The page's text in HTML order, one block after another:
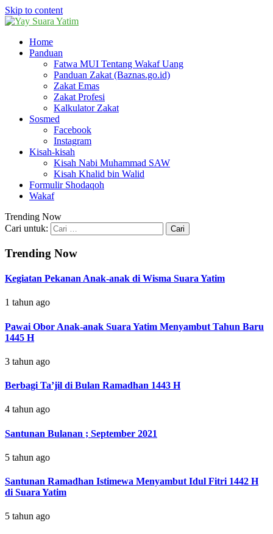
Skip to content
Home
Panduan
Fatwa MUI Tentang Wakaf Uang
Panduan Zakat (Baznas.go.id)
Zakat Emas
Zakat Profesi
Kalkulator Zakat
Sosmed
Facebook
Instagram
Kisah-kisah
Kisah Nabi Muhammad SAW
Kisah Khalid bin Walid
Formulir Shodaqoh
Wakaf
Trending Now
Cari untuk:
Trending Now
Kegiatan Pekanan Anak-anak di Wisma Suara Yatim
1 tahun ago
Pawai Obor Anak-anak Suara Yatim Menyambut Tahun Baru
1445 H
3 tahun ago
Berbagi Ta’jil di Bulan Ramadhan 1443 H
4 tahun ago
Santunan Bulanan ; September 2021
5 tahun ago
Santunan Ramadhan Istimewa Menyambut Idul Fitri 1442 H
di Suara Yatim
5 tahun ago